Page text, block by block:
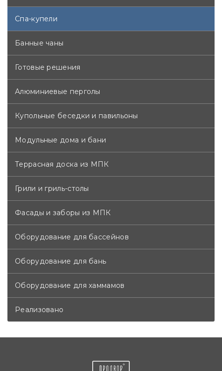
Спа-купели
Банные чаны
Готовые решения
Алюминиевые перголы
Купольные беседки и павильоны
Модульные дома и бани
Террасная доска из МПК
Грили и гриль-столы
Фасады и заборы из МПК
Оборудование для бассейнов
Оборудование для бань
Оборудование для хаммамов
Реализовано